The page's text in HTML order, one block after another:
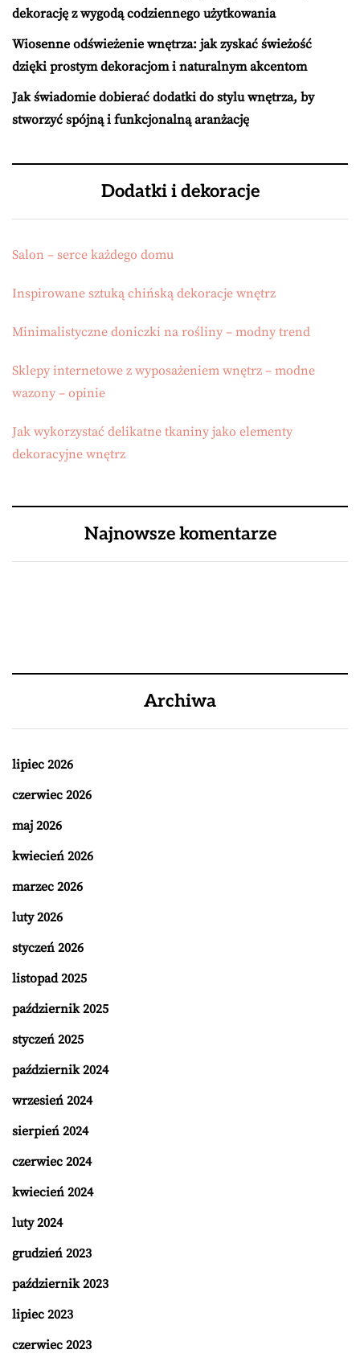
dekorację z wygodą codziennego użytkowania
Wiosenne odświeżenie wnętrza: jak zyskać świeżość
dzięki prostym dekoracjom i naturalnym akcentom
Jak świadomie dobierać dodatki do stylu wnętrza, by
stworzyć spójną i funkcjonalną aranżację
Dodatki i dekoracje
Salon – serce każdego domu
Inspirowane sztuką chińską dekoracje wnętrz
Minimalistyczne doniczki na rośliny – modny trend
Sklepy internetowe z wyposażeniem wnętrz – modne
wazony – opinie
Jak wykorzystać delikatne tkaniny jako elementy
dekoracyjne wnętrz
Najnowsze komentarze
Archiwa
lipiec 2026
czerwiec 2026
maj 2026
kwiecień 2026
marzec 2026
luty 2026
styczeń 2026
listopad 2025
październik 2025
styczeń 2025
październik 2024
wrzesień 2024
sierpień 2024
czerwiec 2024
kwiecień 2024
luty 2024
grudzień 2023
październik 2023
lipiec 2023
czerwiec 2023